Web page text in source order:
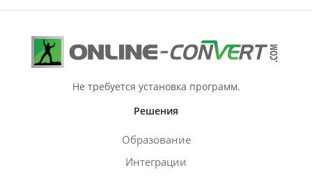
Не требуется установка программ.
Решения
Образование
Интеграции